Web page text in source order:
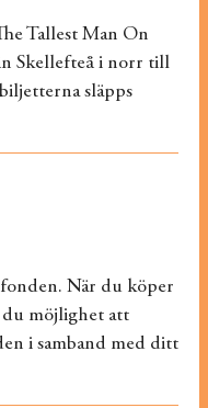
Tallest Man On
Skellefteå i norr till
släpps
När du köper
möjlighet att
i samband med ditt